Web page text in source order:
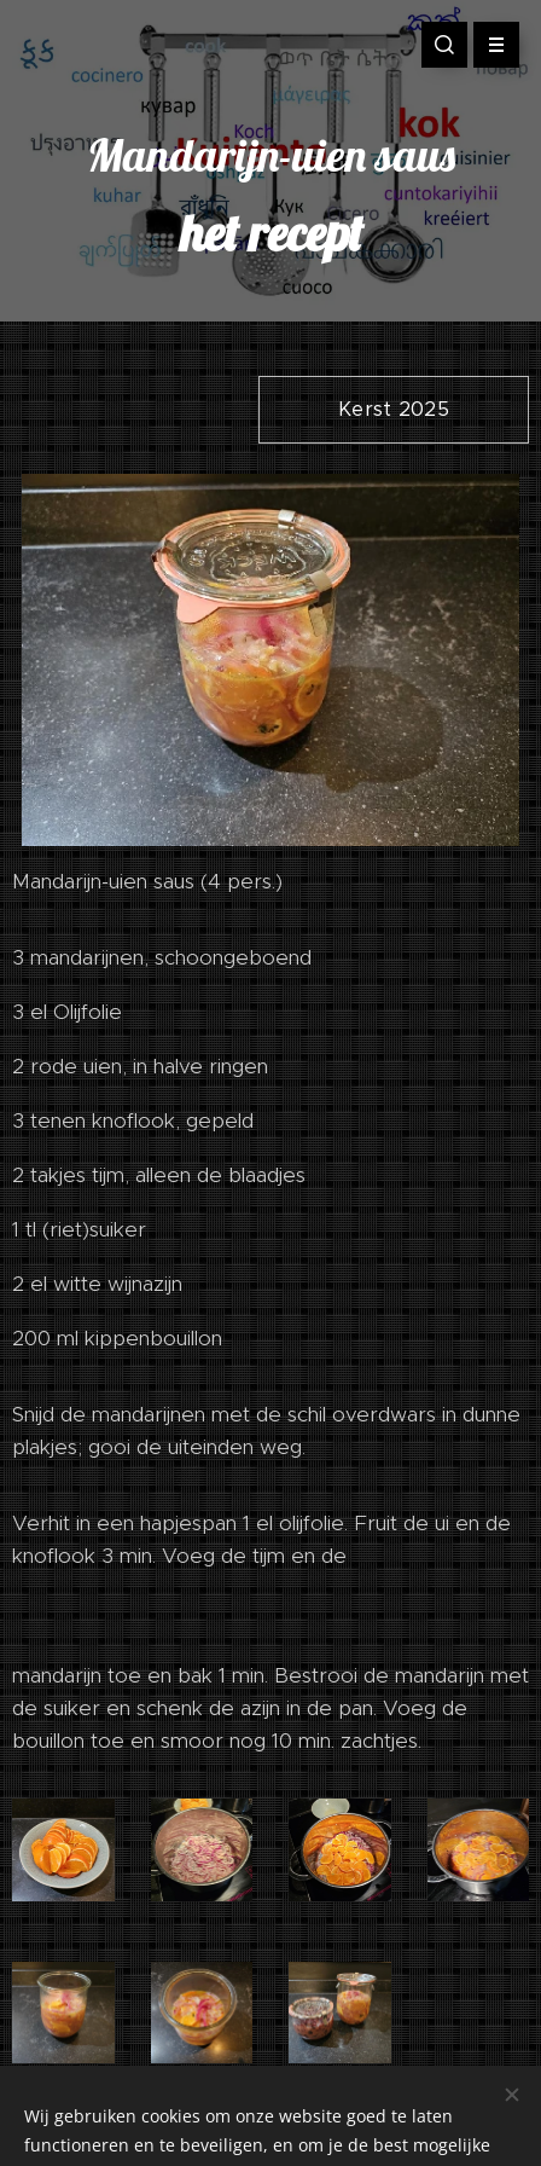
Mandarijn-uien saus
het recept
Kerst 2025
Mandarijn-uien saus (4 pers.)
3 mandarijnen, schoongeboend
3 el Olijfolie
2 rode uien, in halve ringen
3 tenen knoflook, gepeld
2 takjes tijm, alleen de blaadjes
1 tl (riet)suiker
2 el witte wijnazijn
200 ml kippenbouillon
Snijd de mandarijnen met de schil overdwars in dunne
plakjes; gooi de uiteinden weg.
Verhit in een hapjespan 1 el olijfolie. Fruit de ui en de
knoflook 3 min. Voeg de tijm en de
mandarijn toe en bak 1 min. Bestrooi de mandarijn met
de suiker en schenk de azijn in de pan. Voeg de
bouillon toe en smoor nog 10 min. zachtjes.
Wij gebruiken cookies om onze website goed te laten
functioneren en te beveiligen, en om je de best mogelijke